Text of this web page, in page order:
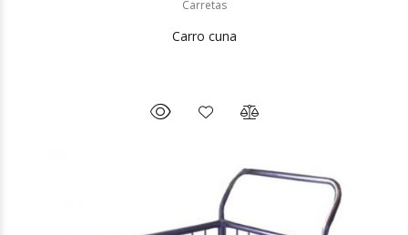
Carretas
Carro cuna